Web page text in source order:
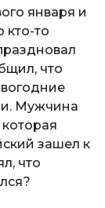
января и
кто-то
что
Мужчина
зашел к
что